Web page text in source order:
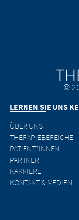
Go
©
LERNEN SIE UNS
ÜBER UNS
THERAPIEBEREICHE
PATIENT*INNEN
PARTNER
KARRIERE
KONTAKT & MEDIEN